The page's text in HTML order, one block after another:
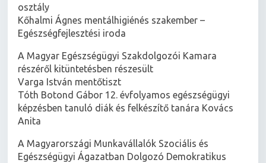
osztály
Kőhalmi Ágnes mentálhigiénés szakember –
Egészségfejlesztési iroda
A Magyar Egészségügyi Szakdolgozói Kamara
részéről kitüntetésben részesült
Varga István mentőtiszt
Tóth Botond Gábor 12. évfolyamos egészségügyi
képzésben tanuló diák és felkészítő tanára Kovács
Anita
A Magyarországi Munkavállalók Szociális és
Egészségügyi Ágazatban Dolgozó Demokratikus